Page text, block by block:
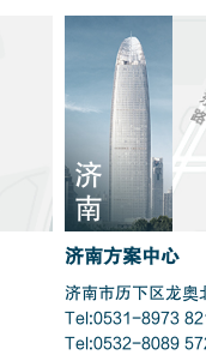
济
南
济南方案中心
济南市历下区龙奥
Tel:0531-8973
Tel:0532-8089